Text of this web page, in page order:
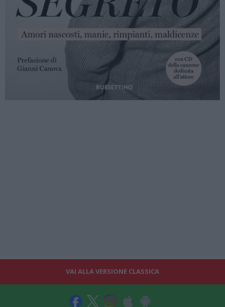
VAI ALLA VERSIONE CLASSICA